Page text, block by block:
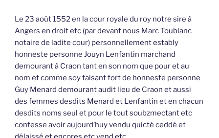
Le 23 août 1552 en la cour royale du roy notre sire à
Angers en droit etc (par devant nous Marc Toublanc
notaire de ladite cour) personnellement estably
honneste personne Jouyn Lenfantin marchand
demourant à Craon tant en son nom que pour et au
nom et comme soy faisant fort de honneste personne
Guy Menard demourant audit lieu de Craon et aussi
des femmes desdits Menard et Lenfantin et en chacun
desdits noms seul et pour le tout soubzmectant etc
confesse avoir aujourd’huy vendu quicté ceddé et